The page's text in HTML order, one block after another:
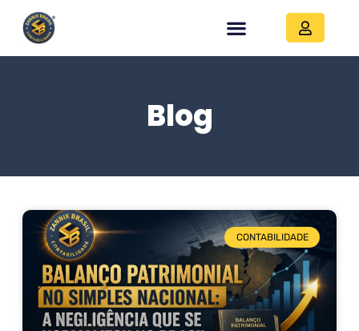
Blog
CONTABILIDADE